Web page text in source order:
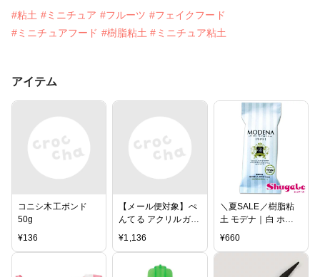
#粘土 #ミニチュア #フルーツ #フェイクフード
#ミニチュアフード #樹脂粘土 #ミニチュア粘土
アイテム
コニシ木工ボンド
50g
¥136
【メール便対象】ぺ
んてる アクリルガッ
シュ 8色セット(白2
本入) WXR-8 アクリ
¥1,136
＼夏SALE／樹脂粘
土 モデナ｜白 ホワ
イト MODENA パジ
¥660